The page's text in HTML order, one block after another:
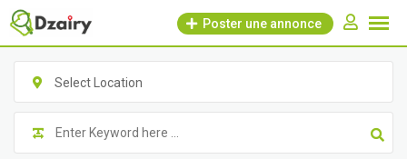
Skip
content
Poster une annonce
Select Location